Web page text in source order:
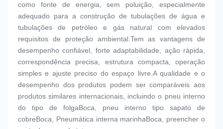
como fonte de energia, sem poluição, especialmente
adequado para a construção de tubulações de água e
tubulações de petróleo e gás natural com elevados
requisitos de proteção ambiental.Tem as vantagens de
desempenho confiável, forte adaptabilidade, ação rápida,
correspondência precisa, estrutura compacta, operação
simples e ajuste preciso do espaço livre.A qualidade e o
desempenho dos produtos podem ser comparáveis aos
produtos similares internacionais, incluindo o pneu interno
do tipo de folgaBoca , pneu interno tipo sapato de
cobreBoca , Pneumática interna marinhaBoca , preencher o